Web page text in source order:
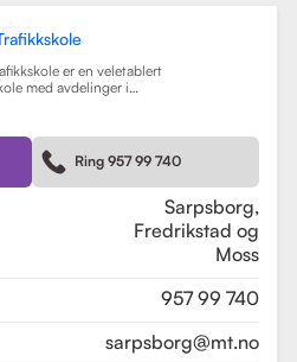
er en veletablert
med avdelinger i
og har fått
fra elever,
som 5.0 i
og 4.4 i Fredrikstad.
Ring 957 99 740
Sarpsborg,
Fredrikstad og
Moss
957 99 740
sarpsborg@mt.no